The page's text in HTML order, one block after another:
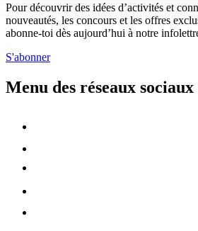
Pour découvrir des idées d’activités et
nouveautés, les concours et les offres
abonne-toi dès aujourd’hui à notre
S'abonner
Menu des réseaux sociaux